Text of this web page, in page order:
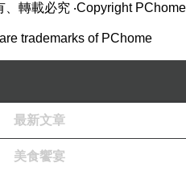
東區建案【清景麟巴克禮】受
麟建築團隊為落實回饋在地的
今日(9日)舉辦「愛 讓我們更
請台南市長黃偉哲、立法委員
林聰麟與多組社福團體一起煮
、轉載必究 ‧Copyright PChome
trademarks of PChome
最新文章
美食饗宴